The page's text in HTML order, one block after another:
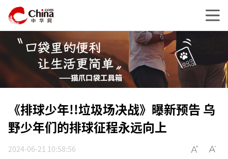
《排球少年!!垃圾场决战》曝新预告 乌
野少年们的排球征程永远向上
2024-06-21 10:58:56